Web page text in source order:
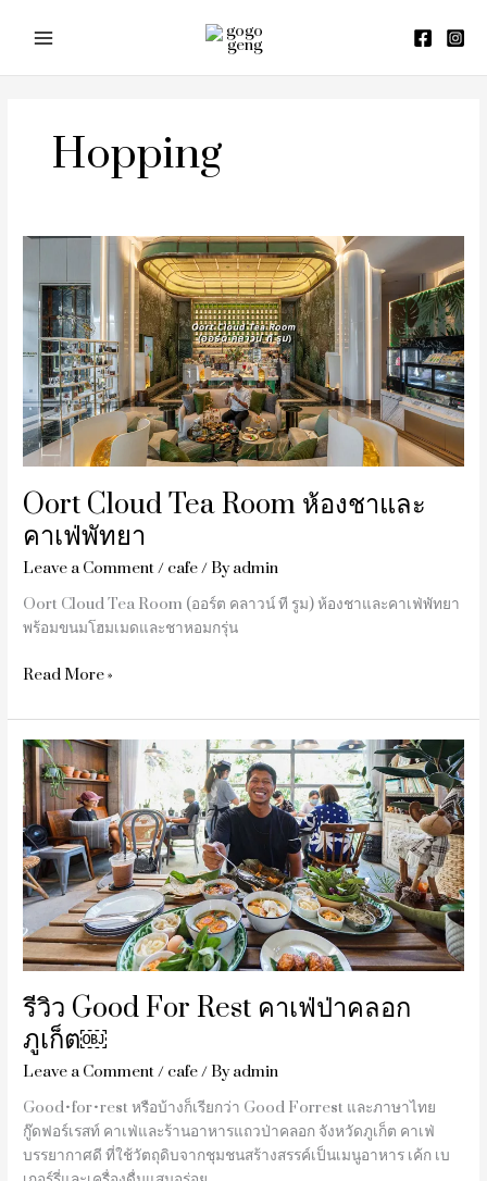
Hopping
Oort Cloud Tea Room ห้องชาและ
คาเฟ่พัทยา
Leave a Comment/ cafe/ Byadmin
Oort Cloud Tea Room (ออร์ต คลาวน์ ที รูม) ห้องชาและคาเฟ่พัทยา
พร้อมขนมโฮมเมดและชาหอมกรุ่น
Oort
Tea
Room
ห้อง
ชา
และ
คาเฟ่
พัทยา
Read More »
รีวิว Good For Rest คาเฟ่ป่าคลอก
ภูเก็ต￼
Leave a Comment/ cafe/ Byadmin
Good•for•rest หรือบ้างก็เรียกว่า Good Forrest และภาษาไทย
กู๊ดฟอร์เรสท์ คาเฟ่และร้านอาหารแถวป่าคลอก จังหวัดภูเก็ต คาเฟ่
บรรยากาศดี ที่ใช้วัตถุดิบจากชุมชนสร้างสรรค์เป็นเมนูอาหาร เค้ก เบ
รีวิว
Good
For
Rest
คาเฟ่
ป่า
คลอก
ภูเก็ต
￼